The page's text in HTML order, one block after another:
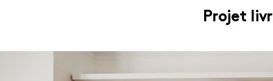
Projet